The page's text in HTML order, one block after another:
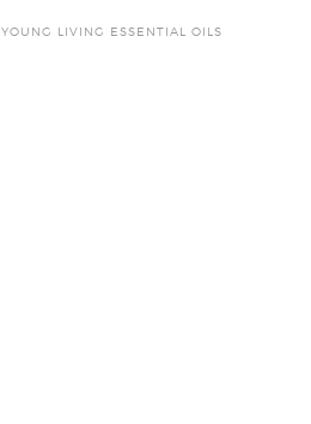
YOUNG LIVING ESSENTIAL OILS